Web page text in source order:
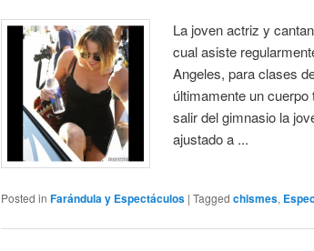
La joven actriz y
cual asiste
Angeles, para clases
últimamente un
salir del gimnasio la
ajustado a ...
Posted in Farándula y Espectáculos |Tagged chismes,